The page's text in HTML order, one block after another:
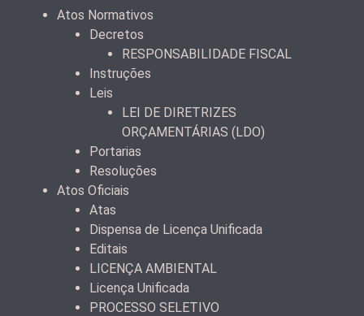
Atos Normativos
Decretos
RESPONSABILIDADE FISCAL
Instruções
Leis
LEI DE DIRETRIZES
ORÇAMENTÁRIAS (LDO)
Portarias
Resoluções
Atos Oficiais
Atas
Dispensa de Licença Unificada
Editais
LICENÇA AMBIENTAL
Licença Unificada
PROCESSO SELETIVO